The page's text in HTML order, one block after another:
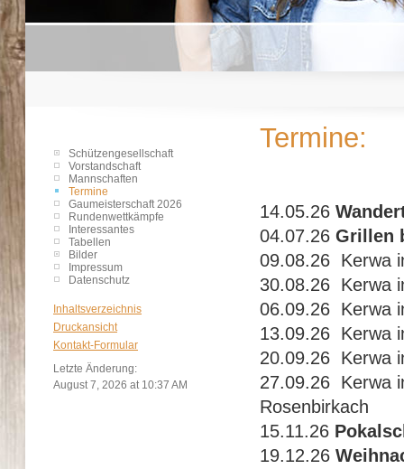
Schützengesellschaft
Vorstandschaft
Mannschaften
Termine
Gaumeisterschaft 2026
Rundenwettkämpfe
Interessantes
Tabellen
Bilder
Impressum
Datenschutz
Inhaltsverzeichnis
Druckansicht
Kontakt-Formular
Letzte Änderung:
August 7, 2026 at 10:37 AM
14.05.26
04.07.26 Grillen
09.08.26 Kerwa
30.08.26 Kerwa
06.09.26 Kerwa
13.09.26 Kerwa
20.09.26 Kerwa
27.09.26 Kerwa
Rosenbirkach
15.11.26
19.12.26